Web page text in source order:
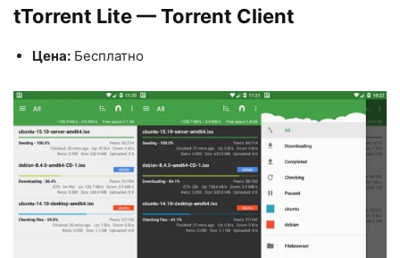
tTorrent Lite — Torrent Client
Цена: Бесплатно